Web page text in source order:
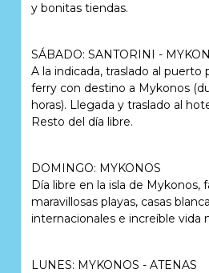
y bonitas tiendas.
SÁBADO: SANTORINI -
A la indicada, traslado al puerto
ferry con destino a Mykonos
horas). Llegada y traslado al
Resto del día libre.
DOMINGO: MYKONOS
Día libre en la isla de Mykonos,
maravillosas playas, casas
internacionales e increíble vida
LUNES: MYKONOS - ATENAS